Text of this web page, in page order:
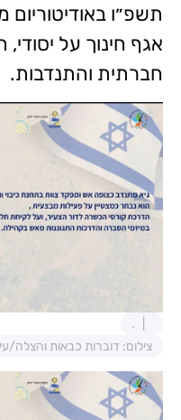
תשפ״ו באודיטוריום
אגף חינוך על
חברתית והתנדבות.
.
צילום: דוברות כבאות והצלה/